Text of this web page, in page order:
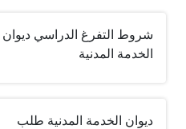
شروط التفرغ الدراسي ديوان
الخدمة المدنية
ديوان الخدمة المدنية طلب